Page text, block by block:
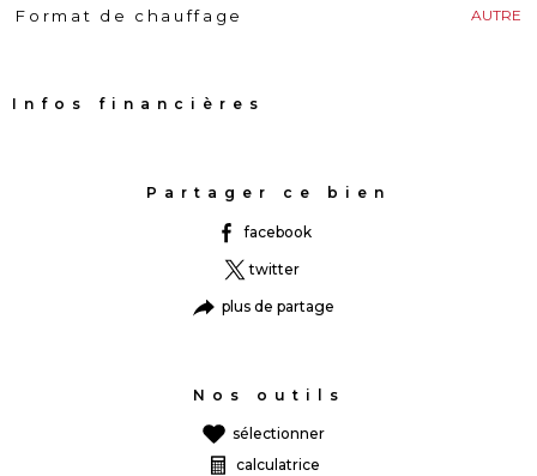
Format de chauffage AUTRE
Infos financières
Partager ce bien
facebook
twitter
plus de partage
Nos outils
sélectionner
calculatrice